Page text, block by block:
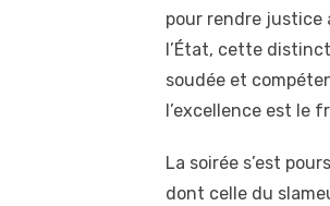
pour rendre justice
l’État, cette
soudée et
l’excellence est le
La soirée s’est
dont celle du